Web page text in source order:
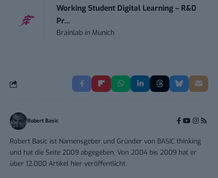
Working Student Digital Learning – R&D
Pr...
Brainlab in Munich
Robert Basic
Robert Basic ist Namensgeber und Gründer von BASIC thinking
und hat die Seite 2009 abgegeben. Von 2004 bis 2009 hat er
über 12.000 Artikel hier veröffentlicht.